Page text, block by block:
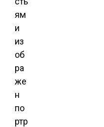
ям
и
из
об
ра
же
н
по
ртр